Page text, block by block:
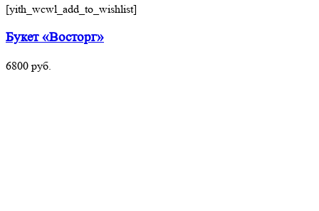
[yith_wcwl_add_to_wishlist]
Букет «Восторг»
6800 руб.